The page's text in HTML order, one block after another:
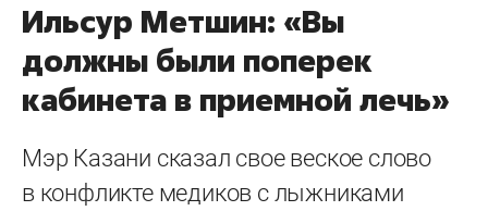
Ильсур Метшин: «Вы
должны были поперек
кабинета в приемной лечь»
Мэр Казани сказал свое веское слово
в конфликте медиков с лыжниками